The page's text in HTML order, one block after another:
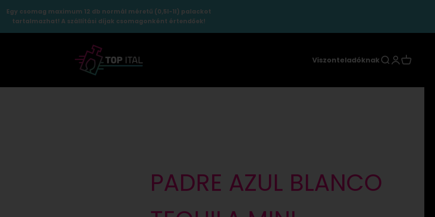
Egy csomag maximum 12 db normál méretű (0,5l-1l) palackot
tartalmazhat! A szállítási díjak csomagonként értendőek!
TopItal
Viszonteladóknak KeresésKosár
PADRE AZUL BLANCO